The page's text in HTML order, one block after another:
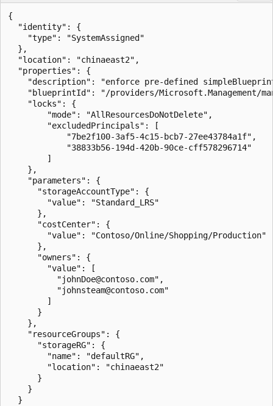
{
  "identity": {
    "type": "SystemAssigned"
  },
  "location": "chinaeast2",
  "properties": {
"description": "enforce pre-defined
"blueprintId": "/providers/Microsoft.Management/
    "locks": {
        "mode": "AllResourcesDoNotDelete",
        "excludedPrincipals": [
            "7be2f100-3af5-4c15-bcb7-27ee43784a1f",
            "38833b56-194d-420b-90ce-cff578296714"
        ]
    },
    "parameters": {
      "storageAccountType": {
        "value": "Standard_LRS"
      },
      "costCenter": {
        "value": "Contoso/Online/Shopping/Production"
      },
      "owners": {
        "value": [
          "johnDoe@contoso.com",
          "johnsteam@contoso.com"
        ]
      }
    },
    "resourceGroups": {
      "storageRG": {
        "name": "defaultRG",
        "location": "chinaeast2"
      }
    }
  }